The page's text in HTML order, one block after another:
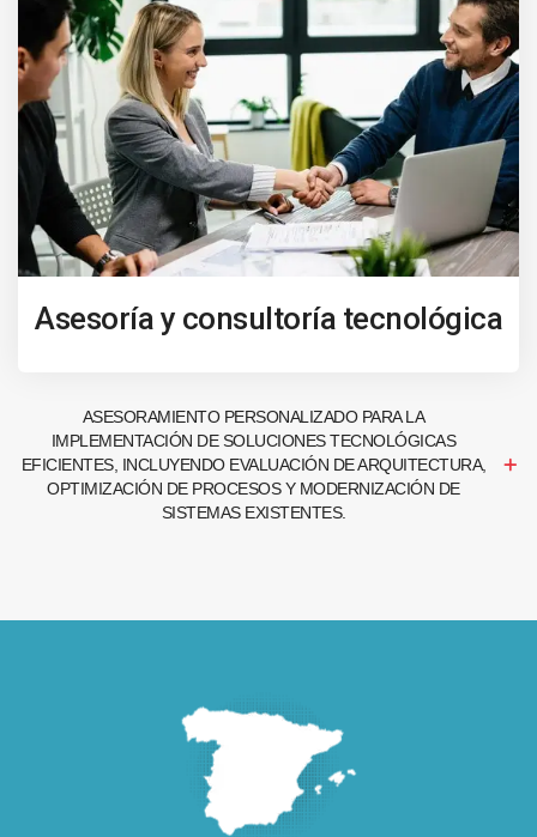
Asesoría y consultoría tecnológica
ASESORAMIENTO PERSONALIZADO PARA LA
IMPLEMENTACIÓN DE SOLUCIONES TECNOLÓGICAS
EFICIENTES, INCLUYENDO EVALUACIÓN DE ARQUITECTURA,
OPTIMIZACIÓN DE PROCESOS Y MODERNIZACIÓN DE
SISTEMAS EXISTENTES.